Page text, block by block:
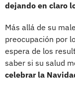
dejando en claro
Más allá de su
preocupación por
espera de los
saber si su salud
celebrar la